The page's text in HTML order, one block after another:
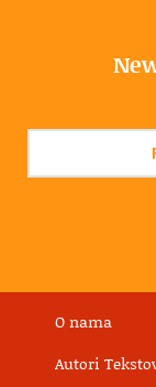
O nama
Autori